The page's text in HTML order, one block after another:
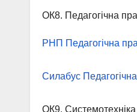
ОК8. Педагогічна
РНП Педагогічна
Силабус
ОК9.